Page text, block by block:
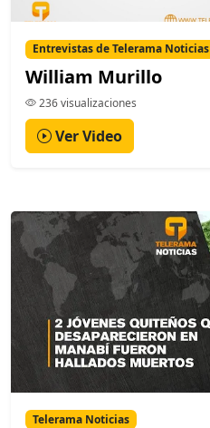
Entrevistas de Telerama Noticias
William Murillo
236 visualizaciones
Ver Video
Telerama Noticias